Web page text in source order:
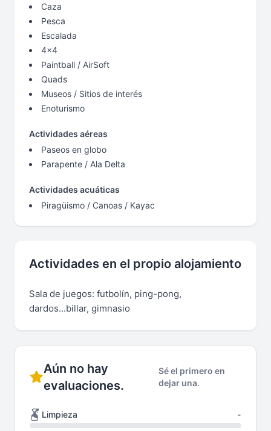
Caza
Pesca
Escalada
4x4
Paintball / AirSoft
Quads
Museos / Sitios de interés
Enoturismo
Actividades aéreas
Paseos en globo
Parapente / Ala Delta
Actividades acuáticas
Piragüismo / Canoas / Kayac
Actividades en el propio alojamiento
Sala de juegos: futbolín, ping-pong,
dardos...billar, gimnasio
Aún no hay
evaluaciones.
Sé el primero en
dejar una.
Limpieza -